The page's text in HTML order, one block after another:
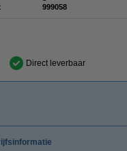
999058
Direct leverbaar